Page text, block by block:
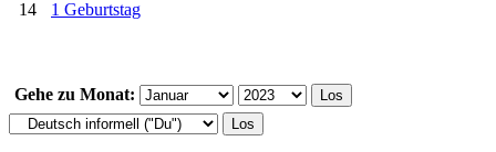
14
1 Geburtstag
Gehe zu Monat: